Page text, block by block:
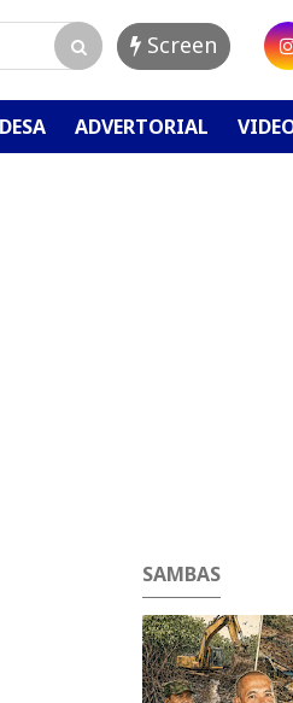
Screen
ADVERTORIAL
SAMBAS